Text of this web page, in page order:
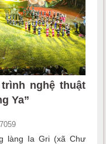
nghệ thuật
Ya”
làng Ia Gri (xã Chư